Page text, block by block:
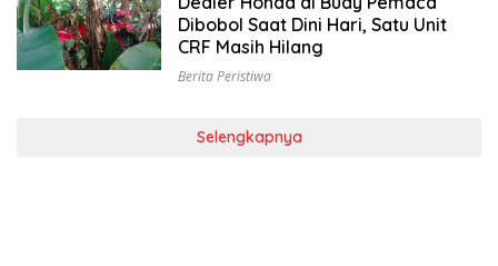
Dibobol Saat Dini Hari, Satu Unit
CRF Masih Hilang
Berita Peristiwa
Selengkapnya